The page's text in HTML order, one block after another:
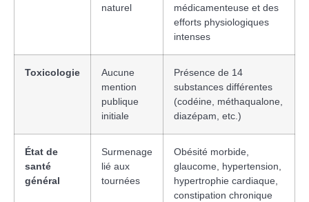
naturel
médicamenteuse et des
efforts physiologiques
intenses
Toxicologie
Aucune
mention
publique
initiale
Présence de 14
substances différentes
(codéine, méthaqualone,
diazépam, etc.)
État de
santé
général
Surmenage
lié aux
tournées
Obésité morbide,
glaucome, hypertension,
hypertrophie cardiaque,
constipation chronique